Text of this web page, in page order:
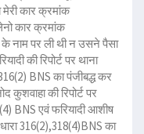
मेरी कार क्रमांक
कार क्रमांक
नाम पर ली थी न उसने पैसा
की रिपोर्ट पर थाना
BNS का पंजीबद्ध कर
कुशवाहा की रिपोर्ट पर
BNS एवं फरियादी आशीष
316(2),318(4)BNS का